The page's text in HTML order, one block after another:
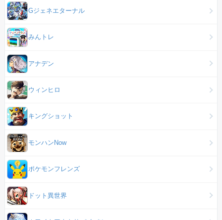
Gジェネエターナル
みんトレ
アナデン
ウィンヒロ
キングショット
モンハンNow
ポケモンフレンズ
ドット異世界